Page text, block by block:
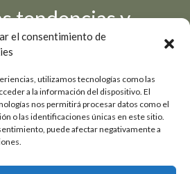
el consentimiento de
utilizamos tecnologías como las
a la información del dispositivo. El
nos permitirá procesar datos como el
o las identificaciones únicas en este sitio.
puede afectar negativamente a
tendencias y
nuevos productos